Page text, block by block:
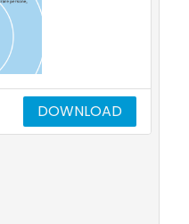
DOWNLOAD